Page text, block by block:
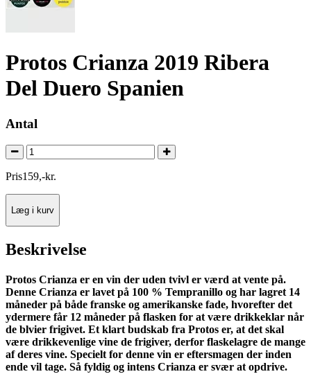
Protos Crianza 2019 Ribera
Del Duero Spanien
Antal
Pris159,-kr.
Læg i kurv
Beskrivelse
Protos Crianza er en vin der uden tvivl er værd at vente på.
Denne Crianza er lavet på 100 % Tempranillo og har lagret 14
måneder på både franske og amerikanske fade, hvorefter det
ydermere får 12 måneder på flasken for at være drikkeklar når
de blvier frigivet. Et klart budskab fra Protos er, at det skal
være drikkevenlige vine de frigiver, derfor flaskelagre de mange
af deres vine. Specielt for denne vin er eftersmagen der inden
ende vil tage. Så fyldig og intens Crianza er svær at opdrive.